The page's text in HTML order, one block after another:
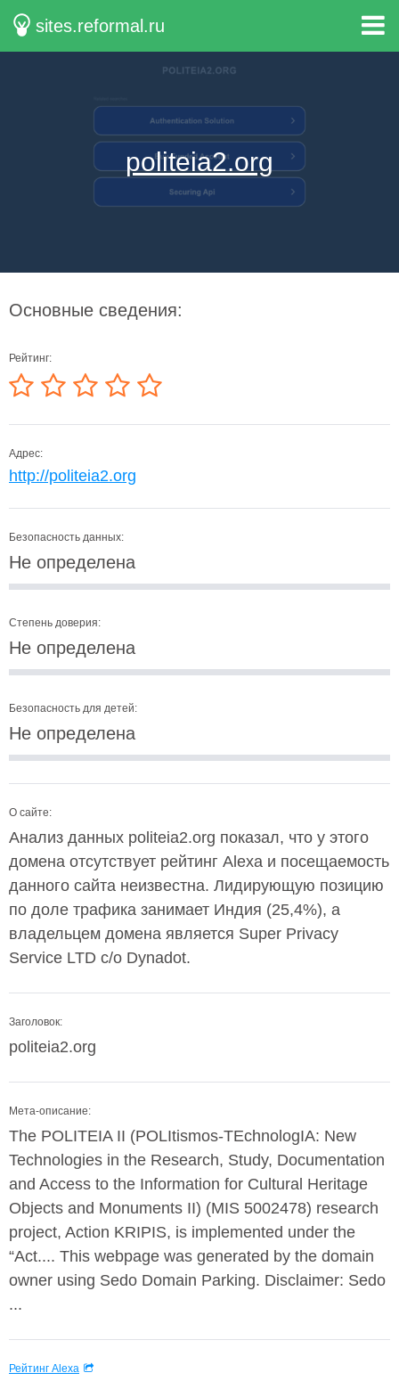
sites.reformal.ru
politeia2.org
Основные сведения:
Рейтинг:
Адрес:
http://politeia2.org
Безопасность данных:
Не определена
Степень доверия:
Не определена
Безопасность для детей:
Не определена
О сайте:
Анализ данных politeia2.org показал, что у этого
домена отсутствует рейтинг Alexa и посещаемость
данного сайта неизвестна. Лидирующую позицию
по доле трафика занимает Индия (25,4%), а
владельцем домена является Super Privacy
Service LTD c/o Dynadot.
Заголовок:
politeia2.org
Мета-описание:
The POLITEIA II (POLItismos-TEchnologIA: New
Technologies in the Research, Study, Documentation
and Access to the Information for Cultural Heritage
Objects and Monuments II) (MIS 5002478) research
project, Action KRIPIS, is implemented under the
“Act.... This webpage was generated by the domain
owner using Sedo Domain Parking. Disclaimer: Sedo
...
Рейтинг Alexa